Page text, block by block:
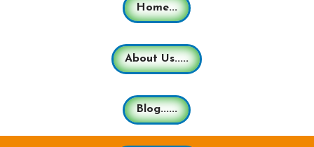
Home...
About Us.....
Blog......